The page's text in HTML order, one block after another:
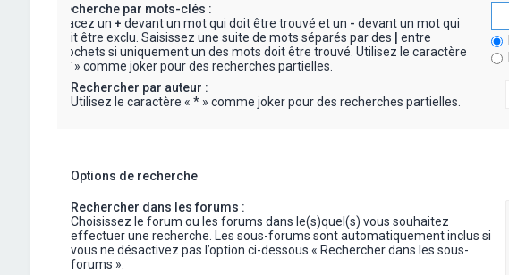
Recherche par mots-clés :
Placez un + devant un mot qui doit être trouvé et un - devant un mot qui
doit être exclu. Saisissez une suite de mots séparés par des
entre
crochets si uniquement un des mots doit être trouvé. Utilisez le caractère
« * » comme joker pour des recherches partielles.
Rechercher par auteur :
Utilisez le caractère « * » comme joker pour des recherches partielles.
Options de recherche
Rechercher dans les forums :
Choisissez le forum ou les forums dans le(s)quel(s) vous souhaitez
effectuer une recherche. Les sous-forums sont automatiquement inclus si
vous ne désactivez pas l’option ci-dessous « Rechercher dans les sous-
forums ».